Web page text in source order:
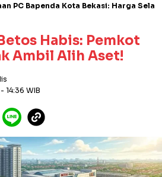
PC Bapenda Kota Bekasi: Harga
Habis: Pemkot
Ambil Alih Aset!
- 14:36 WIB